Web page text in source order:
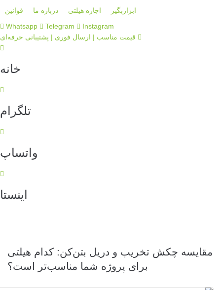
ابزاربگیر اجاره هیلتی درباره ما
قوانین
Whatsapp
Telegram
Instagram
قیمت مناسب | ارسال فوری | پشتیبانی حرفه‌ای
خانه
تلگرام
واتساپ
اینستا
مقایسه چکش تخریب و دریل بتن‌کن: کدام هیلتی
برای پروژه شما مناسب‌تر است؟